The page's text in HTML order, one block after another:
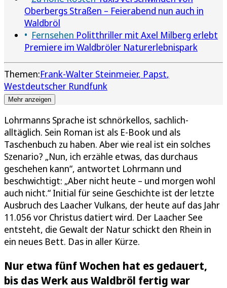
Oberbergs Straßen – Feierabend nun auch in
Waldbröl
Fernsehen Politthriller mit Axel Milberg erlebt
Premiere im Waldbröler Naturerlebnispark
Themen:Frank-Walter Steinmeier Papst
Westdeutscher Rundfunk
Mehr anzeigen
Lohrmanns Sprache ist schnörkellos, sachlich-
alltäglich. Sein Roman ist als E-Book und als
Taschenbuch zu haben. Aber wie real ist ein solches
Szenario? „Nun, ich erzähle etwas, das durchaus
geschehen kann“, antwortet Lohrmann und
beschwichtigt: „Aber nicht heute – und morgen wohl
auch nicht.“ Initial für seine Geschichte ist der letzte
Ausbruch des Laacher Vulkans, der heute auf das Jahr
11.056 vor Christus datiert wird. Der Laacher See
entsteht, die Gewalt der Natur schickt den Rhein in
ein neues Bett. Das in aller Kürze.
Nur etwa fünf Wochen hat es gedauert,
bis das Werk aus Waldbröl fertig war